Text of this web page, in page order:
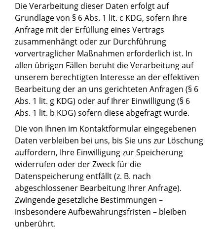
Die Verarbeitung dieser Daten erfolgt auf
Grundlage von § 6 Abs. 1 lit. c KDG, sofern Ihre
Anfrage mit der Erfüllung eines Vertrags
zusammenhängt oder zur Durchführung
vorvertraglicher Maßnahmen erforderlich ist. In
allen übrigen Fällen beruht die Verarbeitung auf
unserem berechtigten Interesse an der effektiven
Bearbeitung der an uns gerichteten Anfragen (§ 6
Abs. 1 lit. g KDG) oder auf Ihrer Einwilligung (§ 6
Abs. 1 lit. b KDG) sofern diese abgefragt wurde.
Die von Ihnen im Kontaktformular eingegebenen
Daten verbleiben bei uns, bis Sie uns zur Löschung
auffordern, Ihre Einwilligung zur Speicherung
widerrufen oder der Zweck für die
Datenspeicherung entfällt (z. B. nach
abgeschlossener Bearbeitung Ihrer Anfrage).
Zwingende gesetzliche Bestimmungen –
insbesondere Aufbewahrungsfristen – bleiben
unberührt.